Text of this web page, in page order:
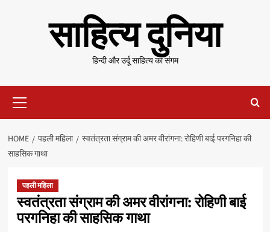
साहित्य दुनिया
हिन्दी और उर्दू साहित्य का संगम
Menu
HOME पहली महिला
स्वतंत्रता संग्राम की अमर वीरांगना: रोहिणी बाई परगनिहा की
साहसिक गाथा
पहली महिला
स्वतंत्रता संग्राम की अमर वीरांगना: रोहिणी बाई
परगनिहा की साहसिक गाथा